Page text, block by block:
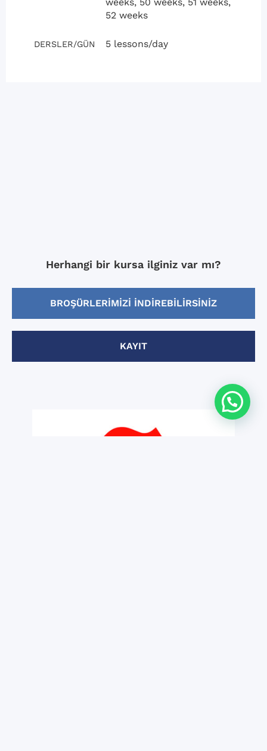
weeks, 50 weeks, 51 weeks,
52 weeks
DERSLER/GÜN 5 lessons/day
Herhangi bir kursa ilginiz var mı?
BROŞÜRLERIMIZI INDIREBILIRSINIZ
KAYIT